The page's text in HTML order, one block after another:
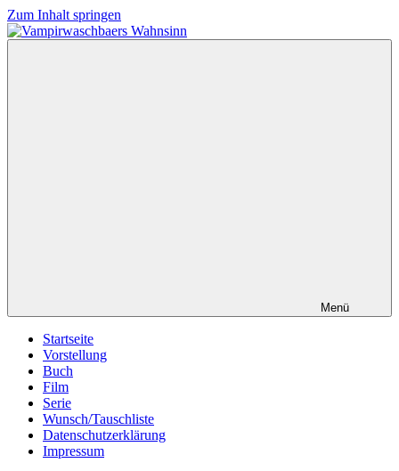
Zum Inhalt springen
Menü
Startseite
Vorstellung
Buch
Film
Serie
Wunsch/Tauschliste
Datenschutzerklärung
Impressum